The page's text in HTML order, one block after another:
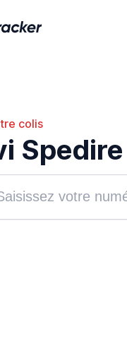
colis